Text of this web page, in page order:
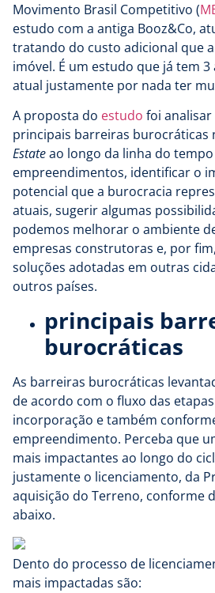
Movimento Brasil Competitivo (
estudo com a antiga Booz&Co,
tratando do custo adicional que
imóvel. É um estudo que já tem
atual justamente por nada ter
A proposta do estudo foi
principais barreiras burocráticas
Estateao longo da linha do
empreendimentos, identificar o
potencial que a burocracia
atuais, sugerir algumas
podemos melhorar o ambiente
empresas construtoras e, por
soluções adotadas em outras
outros países.
principais
burocráticas
As barreiras burocráticas
de acordo com o fluxo das
incorporação e também
empreendimento. Perceba que
mais impactantes ao longo do
justamente o licenciamento, da
aquisição do Terreno, conforme
abaixo.
Dento do processo de
mais impactadas são: